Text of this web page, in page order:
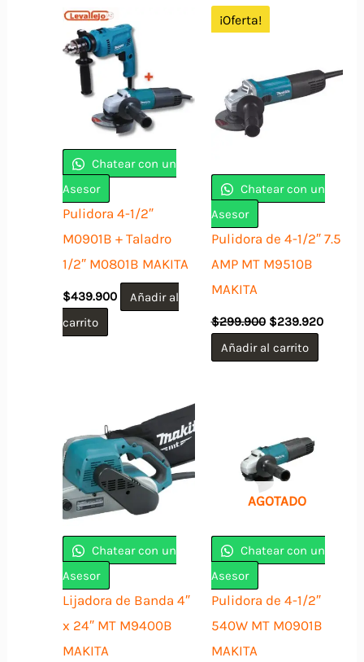
Chatear con un
Asesor
Pulidora 4-1/2″
M0901B + Taladro
1/2″ M0801B MAKITA
$439.900
Añadir al
carrito
¡Oferta!
Chatear con un
Asesor
Pulidora de 4-1/2″ 7.5
AMP MT M9510B
MAKITA
$299.900 El
precio
original
era:
$239.920El
precio
Añadir al carrito
Chatear con un
Asesor
Lijadora de Banda 4″
x 24″ MT M9400B
MAKITA
AGOTADO
Chatear con un
Asesor
Pulidora de 4-1/2″
540W MT M0901B
MAKITA